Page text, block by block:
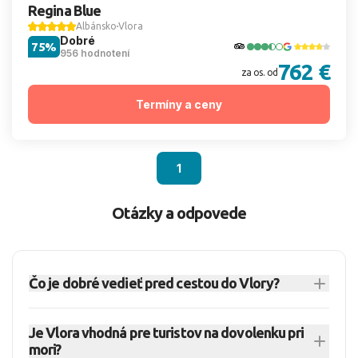
Regina Blue
Albánsko Vlora
Dobré
956 hodnotení
75%
za os. od 762 €
Termíny a ceny
1
Otázky a odpovede
Čo je dobré vedieť pred cestou do Vlory?
Albánskuna juhozápadnom pobreží pri zálive
Je Vlora vhodná pre turistov na dovolenku pri
mori?